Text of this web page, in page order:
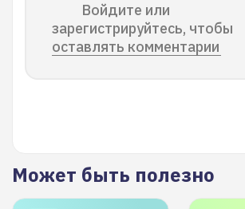
Войдите или
зарегистрируйтесь, чтобы
оставлять комментарии
Может быть полезно